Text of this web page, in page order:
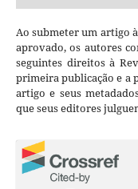
Ao submeter um artigo
aprovado, os autores
seguintes direitos à
primeira publicação e a
artigo e seus
que seus editores